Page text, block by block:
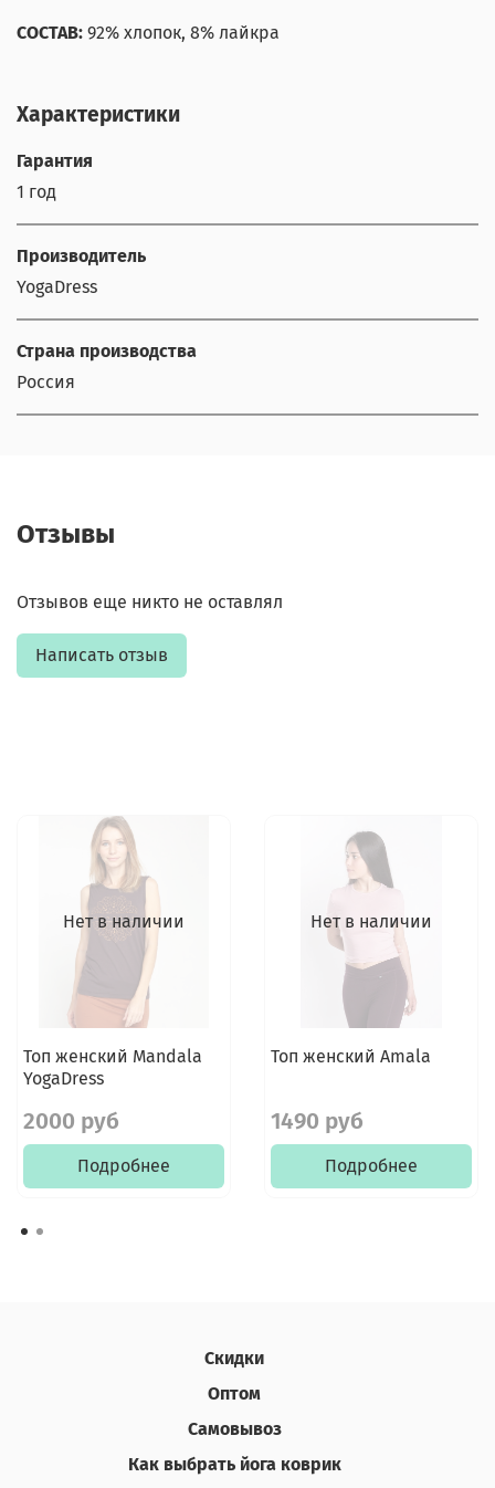
СОСТАВ: 92% хлопок, 8% лайкра
Характеристики
Гарантия
1 год
Производитель
YogaDress
Страна производства
Россия
Отзывы
Отзывов еще никто не оставлял
Написать отзыв
Нет в наличии
Топ женский Mandala
YogaDress
2000 руб
Подробнее
Нет в наличии
Топ женский Amala
1490 руб
Подробнее
Скидки
Оптом
Самовывоз
Как выбрать йога коврик